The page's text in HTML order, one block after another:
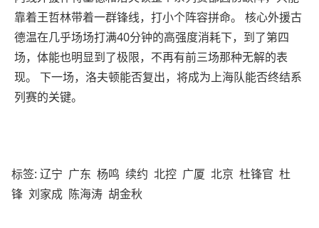
靠着王哲林带着一群锋线，打小个阵容拼命。 核心外援古
德温在几乎场场打满40分钟的高强度消耗下，到了第四
场，体能也明显到了极限，不再有前三场那种无解的表
现。 下一场，洛夫顿能否复出，将成为上海队能否终结系
列赛的关键。
标签: 辽宁 广东 杨鸣 续约 北控 广厦 北京 杜锋官 杜
锋 刘家成 陈海涛 胡金秋